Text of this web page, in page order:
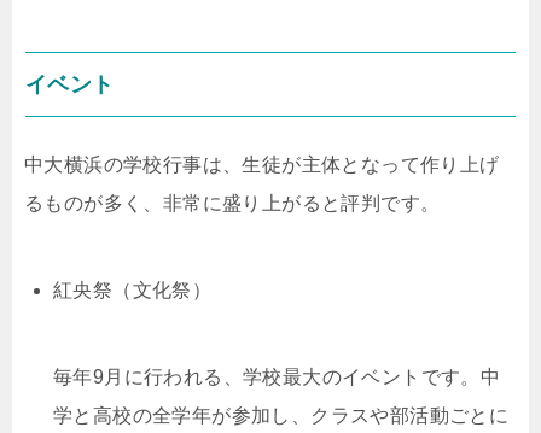
イベント
中大横浜の学校行事は、生徒が主体となって作り上げ
るものが多く、非常に盛り上がると評判です。
紅央祭（文化祭）
毎年9月に行われる、学校最大のイベントです。中
学と高校の全学年が参加し、クラスや部活動ごとに